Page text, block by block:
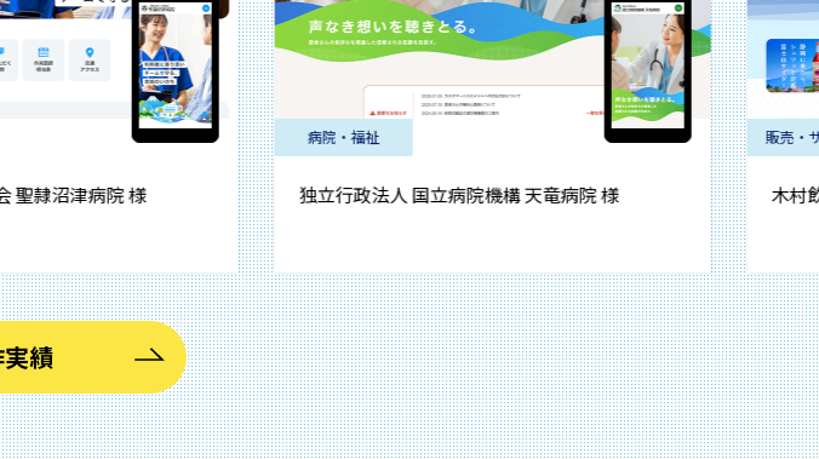
病院 様
病院・福祉
独立行政法人 国立病院機構 天竜病院 様
販売・サービス
木村飲料株式
績